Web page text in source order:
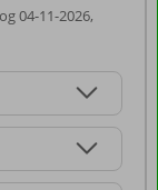
04-11-2026,